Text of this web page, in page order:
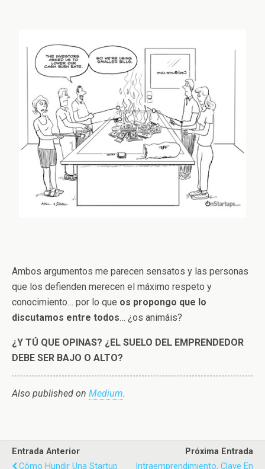
Ambos argumentos me parecen sensatos y las personas
que los defienden merecen el máximo respeto y
conocimiento… por lo que os propongo que lo
discutamos entre todos… ¿os animáis?
¿Y TÚ QUE OPINAS? ¿EL SUELO DEL EMPRENDEDOR
DEBE SER BAJO O ALTO?
Also published on Medium.
Entrada Anterior
Cómo Hundir Una Startup
Próxima Entrada
Intraemprendimiento, Clave En